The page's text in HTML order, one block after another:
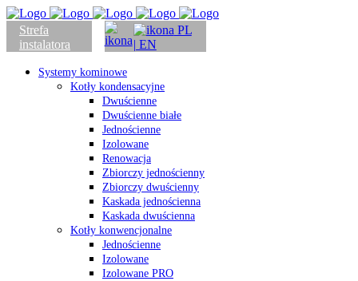
Strefa
instalatora
PL
| EN
Systemy kominowe
Kotły kondensacyjne
Dwuścienne
Dwuścienne białe
Jednościenne
Izolowane
Renowacja
Zbiorczy jednościenny
Zbiorczy dwuścienny
Kaskada jednościenna
Kaskada dwuścienna
Kotły konwencjonalne
Jednościenne
Izolowane
Izolowane PRO